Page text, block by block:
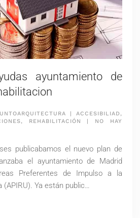
ayuntamiento de
ACCESIBILIAD,
, REHABILITACIÓN
NO HAY
publicabamos el nuevo plan de
el ayuntamiento de Madrid
Preferentes de Impulso a la
(APIRU). Ya están public…